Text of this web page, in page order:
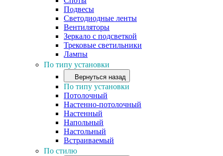
Подвесы
Светодиодные ленты
Вентиляторы
Зеркало с подсветкой
Трековые светильники
Лампы
По типу установки
Вернуться назад
По типу установки
Потолочный
Настенно-потолочный
Настенный
Напольный
Настольный
Встраиваемый
По стилю